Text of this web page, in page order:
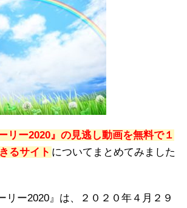
リー2020』の見逃し動画を無料で１
るサイト についてまとめてみました
リー2020』は、２０２０年４月２９